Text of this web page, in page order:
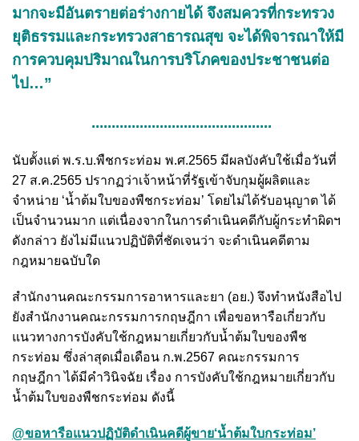
มากจะมีอันตรายต่อร่างกายได้ จึงสมควรที่กระทรวง
ยุติธรรมและกระทรวงสาธารณสุข จะได้พิจารณาให้มี
การควบคุมปริมาณในการบริโภคของประชาชนต่อ
ไป…”
.............................................
นับตั้งแต่ พ.ร.บ.พืชกระท่อม พ.ศ.2565 มีผลบังคับใช้เมื่อวันที่
27 ส.ค.2565 ปรากฏว่าเจ้าหน้าที่รัฐเข้าจับกุมผู้ผลิตและ
จำหน่าย ‘น้ำต้มใบของพืชกระท่อม’ โดยไม่ได้รับอนุญาต ได้
เป็นจำนวนมาก แต่เนื่องจากในการดำเนินคดีกับผู้กระทำผิดฯ
ดังกล่าว ยังไม่มีแนวปฏิบัติที่ชัดเจนว่า จะดำเนินคดีตาม
กฎหมายฉบับใด
สำนักงานคณะกรรมการอาหารและยา (อย.) จึงทำหนังสือไป
ยังสำนักงานคณะกรรมการกฤษฎีกา เพื่อขอหารือเกี่ยวกับ
แนวทางการบังคับใช้กฎหมายเกี่ยวกับน้ำต้มใบของพืช
กระท่อม ซึ่งล่าสุดเมื่อเดือน ก.พ.2567 คณะกรรมการ
กฤษฎีกา ได้มีคำวินิจฉัย เรื่อง การบังคับใช้กฎหมายเกี่ยวกับ
น้ำต้มใบของพืชกระท่อม ดังนี้
@ขอหารือแนวปฏิบัติดำเนินคดีผู้ขาย‘น้ำต้มใบกระท่อม’